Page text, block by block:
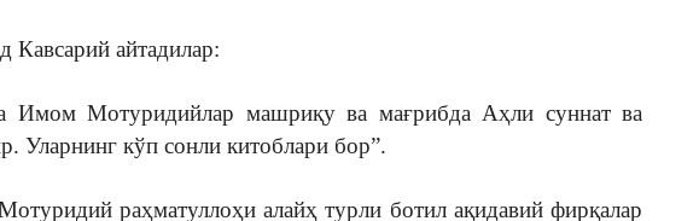
айтадилар:
Мотуридийлар машриқу ва мағрибда Аҳли суннат ва
Уларнинг кўп сонли китоблари бор”.
раҳматуллоҳи алайҳ турли ботил ақидавий фирқалар